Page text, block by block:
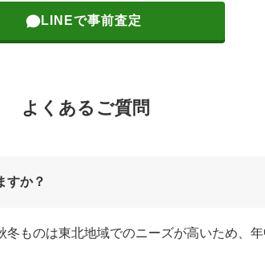
LINEで事前査定
よくあるご質問
すか？
ものは東北地域でのニーズが高いため、